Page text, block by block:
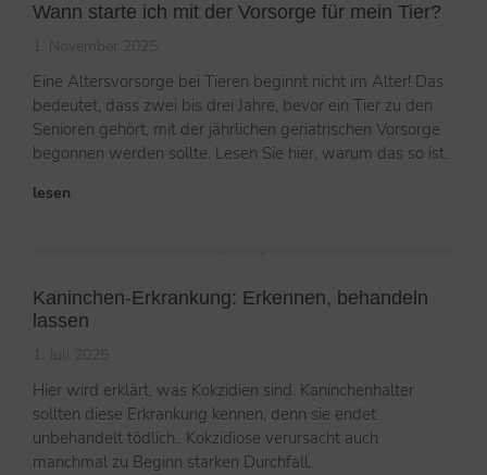
Wann starte ich mit der Vorsorge für mein Tier?
1. November 2025
Eine Altersvorsorge bei Tieren beginnt nicht im Alter! Das
bedeutet, dass zwei bis drei Jahre, bevor ein Tier zu den
Senioren gehört, mit der jährlichen geriatrischen Vorsorge
begonnen werden sollte. Lesen Sie hier, warum das so ist.
lesen
Kaninchen-Erkrankung: Erkennen, behandeln
lassen
1. Juli 2025
Hier wird erklärt, was Kokzidien sind. Kaninchenhalter
sollten diese Erkrankung kennen, denn sie endet
unbehandelt tödlich.. Kokzidiose verursacht auch
manchmal zu Beginn starken Durchfall.